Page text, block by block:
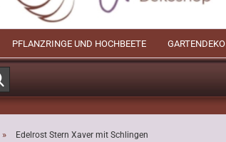
PFLANZRINGE UND HOCHBEETE GARTENDEKO
» Edelrost Stern Xaver mit Schlingen